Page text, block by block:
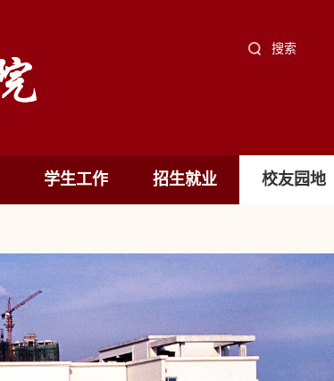
搜索
学生工作 招生就业 校友园地